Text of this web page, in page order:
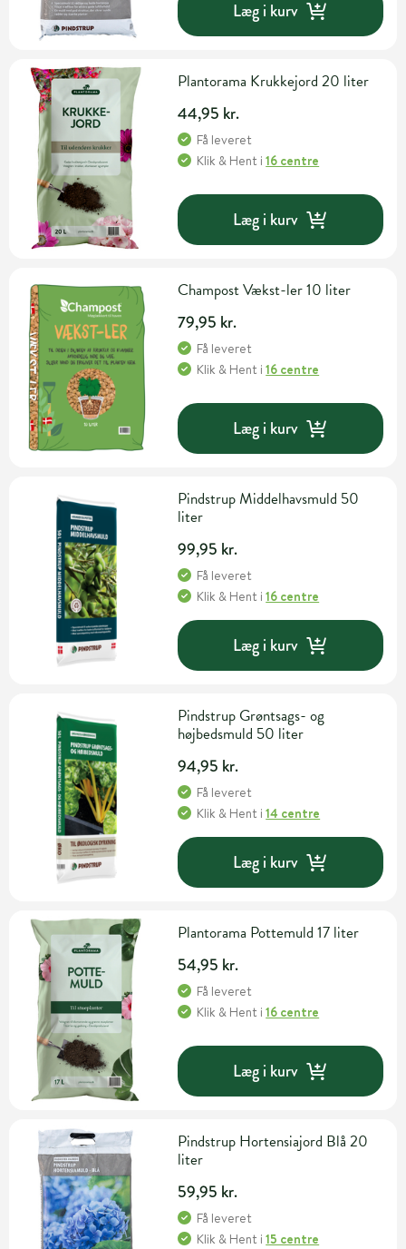
Læg i kurv
Plantorama Krukkejord 20 liter
44,95 kr.
Få leveret
Klik & Hent i16 centre
Læg i kurv
Champost Vækst-ler 10 liter
79,95 kr.
Få leveret
Klik & Hent i16 centre
Læg i kurv
Pindstrup Middelhavsmuld 50
liter
99,95 kr.
Få leveret
Klik & Hent i16 centre
Læg i kurv
Pindstrup Grøntsags- og
højbedsmuld 50 liter
94,95 kr.
Få leveret
Klik & Hent i14 centre
Læg i kurv
Plantorama Pottemuld 17 liter
54,95 kr.
Få leveret
Klik & Hent i16 centre
Læg i kurv
Pindstrup Hortensiajord Blå 20
liter
59,95 kr.
Få leveret
Klik & Hent i15 centre